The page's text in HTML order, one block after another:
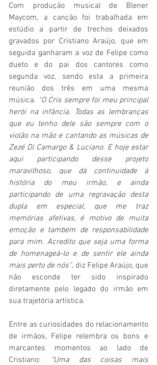
Com produção musical de Blener
Maycom, a canção foi trabalhada em
estúdio a partir de trechos deixados
gravados por Cristiano Araújo, que em
seguida ganharam a voz de Felipe como
dueto e do pai dos cantores como
segunda voz, sendo esta a primeira
reunião dos três em uma mesma
música. “O Cris sempre foi meu principal
herói na infância. Todas as lembranças
que eu tenho dele são sempre com o
violão na mão e cantando as músicas de
Zezé Di Camargo & Luciano. E hoje estar
aqui participando desse projeto
maravilhoso, que dá continuidade à
história do meu irmão, e ainda
participando de uma regravação desta
dupla em especial, que me traz
memórias afetivas, é motivo de muita
emoção e também de responsabilidade
para mim. Acredito que seja uma forma
de homenageá-lo e de sentir ele ainda
mais perto de nós”, diz Felipe Araújo, que
não esconde ter sido inspirado
diretamente pelo legado do irmão em
sua trajetória artística.
Entre as curiosidades do relacionamento
de irmãos, Felipe relembra os bons e
marcantes momentos ao lado de
Cristiano:
“Uma das coisas mais